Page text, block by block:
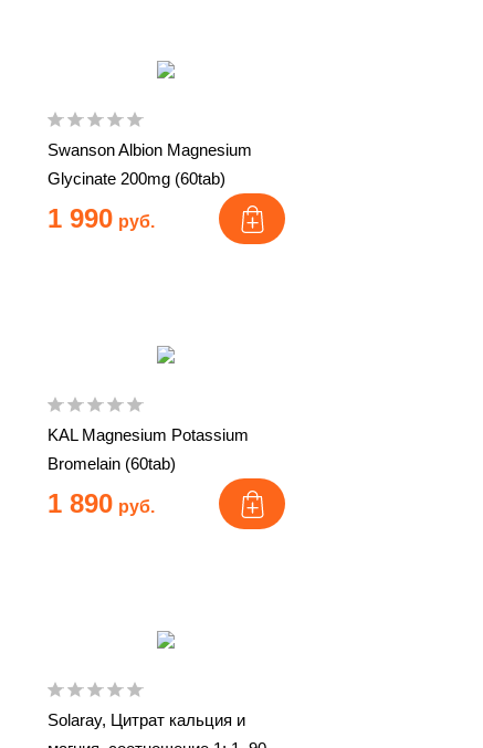
Swanson Albion Magnesium
Glycinate 200mg (60tab)
1 990 руб.
KAL Magnesium Potassium
Bromelain (60tab)
1 890 руб.
Solaray, Цитрат кальция и